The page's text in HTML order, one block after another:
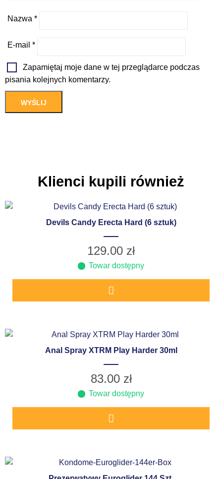
Nazwa *
E-mail *
Zapamiętaj moje dane w tej przeglądarce podczas
pisania kolejnych komentarzy.
Klienci kupili również
Devils Candy Erecta Hard (6 sztuk)
129.00 zł
Towar dostępny
Anal Spray XTRM Play Harder 30ml
83.00 zł
Towar dostępny